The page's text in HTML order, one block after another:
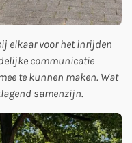
elkaar voor het inrijden
communicatie
te kunnen maken. Wat
samenzijn.